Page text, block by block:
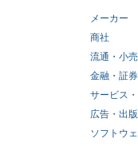
メーカー
商社
流通・小売
金融・証
サービス
広告・出
ソフトウ